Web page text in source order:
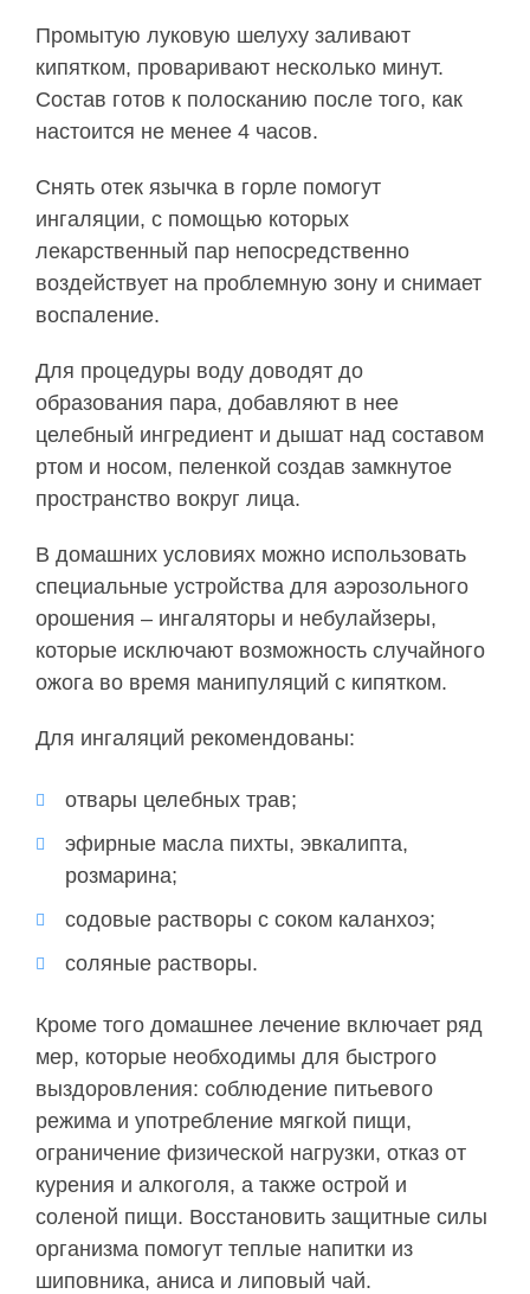
Промытую луковую шелуху заливают
кипятком, проваривают несколько минут.
Состав готов к полосканию после того, как
настоится не менее 4 часов.
Снять отек язычка в горле помогут
ингаляции, с помощью которых
лекарственный пар непосредственно
воздействует на проблемную зону и снимает
воспаление.
Для процедуры воду доводят до
образования пара, добавляют в нее
целебный ингредиент и дышат над составом
ртом и носом, пеленкой создав замкнутое
пространство вокруг лица.
В домашних условиях можно использовать
специальные устройства для аэрозольного
орошения – ингаляторы и небулайзеры,
которые исключают возможность случайного
ожога во время манипуляций с кипятком.
Для ингаляций рекомендованы:
отвары целебных трав;
эфирные масла пихты, эвкалипта,
розмарина;
содовые растворы с соком каланхоэ;
соляные растворы.
Кроме того домашнее лечение включает ряд
мер, которые необходимы для быстрого
выздоровления: соблюдение питьевого
режима и употребление мягкой пищи,
ограничение физической нагрузки, отказ от
курения и алкоголя, а также острой и
соленой пищи. Восстановить защитные силы
организма помогут теплые напитки из
шиповника, аниса и липовый чай.